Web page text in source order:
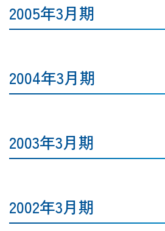
2005年3月期
2004年3月期
2003年3月期
2002年3月期